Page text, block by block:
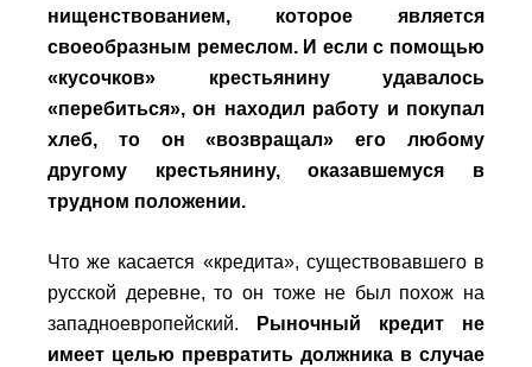
нищенствованием, которое является
своеобразным ремеслом. И если с помощью
«кусочков» крестьянину удавалось
«перебиться», он находил работу и покупал
хлеб, то он «возвращал» его любому
другому крестьянину, оказавшемуся в
трудном положении.
Что же касается «кредита», существовавшего в
русской деревне, то он тоже не был похож на
западноевропейский.
Рыночный кредит не
имеет целью превратить должника в случае